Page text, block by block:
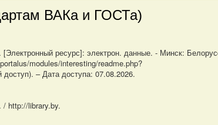
ВАКа и ГОСТа)
ресурс]: электрон. данные. - Минск:
modules/interesting/readme.php?
– Дата доступа: 07.08.2026.
http://library.by.